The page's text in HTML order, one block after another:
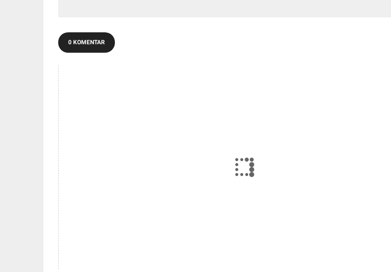
0 KOMENTAR